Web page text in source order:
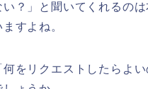
？」と聞いてくれるの
すよね。
をリクエストしたらよ